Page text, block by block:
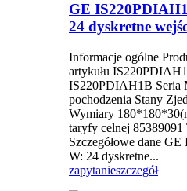
GE
24 dyskretne
Informacje ogólne
artykułu
IS220PDIAH1B Seria
pochodzenia Stany
Wymiary
taryfy celnej 85389091
Szczegółowe dane
W: 24 dyskretne...
zapytanieszczegół